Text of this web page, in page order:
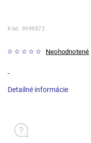
Kód: 9999872
Neohodnotené
-
Detailné informácie